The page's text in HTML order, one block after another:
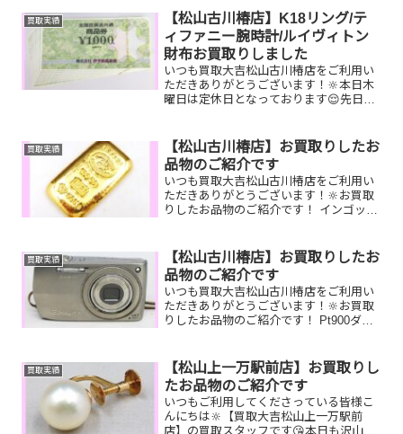
か？ぜひ買取大吉松山古川椿店にお査定
させてください！...
買取実績
【松山古川椿店】K18リング/テ
ィファニー腕時計/ルイヴィトン
財布お買取りしました
いつも買取大吉松山古川椿店をご利用い
ただきありがとうございます！🔆本日木
曜日は定休日となっております😌先日お
ン ミュルティクレ4お家で眠っているお
品物はございま...
買取実績
【松山古川椿店】お買取りしたお
品物のご紹介です
いつも買取大吉松山古川椿店をご利用い
ただきありがとうございます！🔆お買取
りしたお品物のご紹介です！ インゴッ
ございませんか？そのお品物ぜひ！買取
大吉松山古川椿店...
買取実績
【松山古川椿店】お買取りしたお
品物のご紹介です
いつも買取大吉松山古川椿店をご利用い
ただきありがとうございます！🔆お買取
りしたお品物のご紹介です！ Pt900ダイ
はございませんか？そのお品物ぜひ！買
取大吉松山古川...
買取実績
【松山上一万駅前店】お買取りし
たお品物のご紹介です
いつもご利用してくださっている皆様こ
んにちは🔆【買取大吉松山上一万駅前
店】の買取スタッフです😘本日も沢山の